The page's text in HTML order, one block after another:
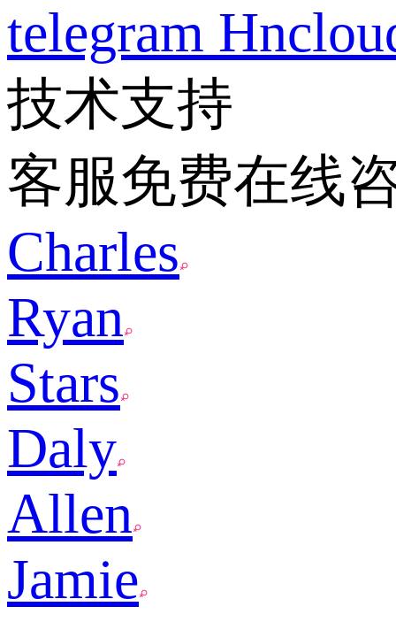
telegram
技术支持
客服免费在线
Charles
Ryan
Stars
Daly
Allen
Jamie